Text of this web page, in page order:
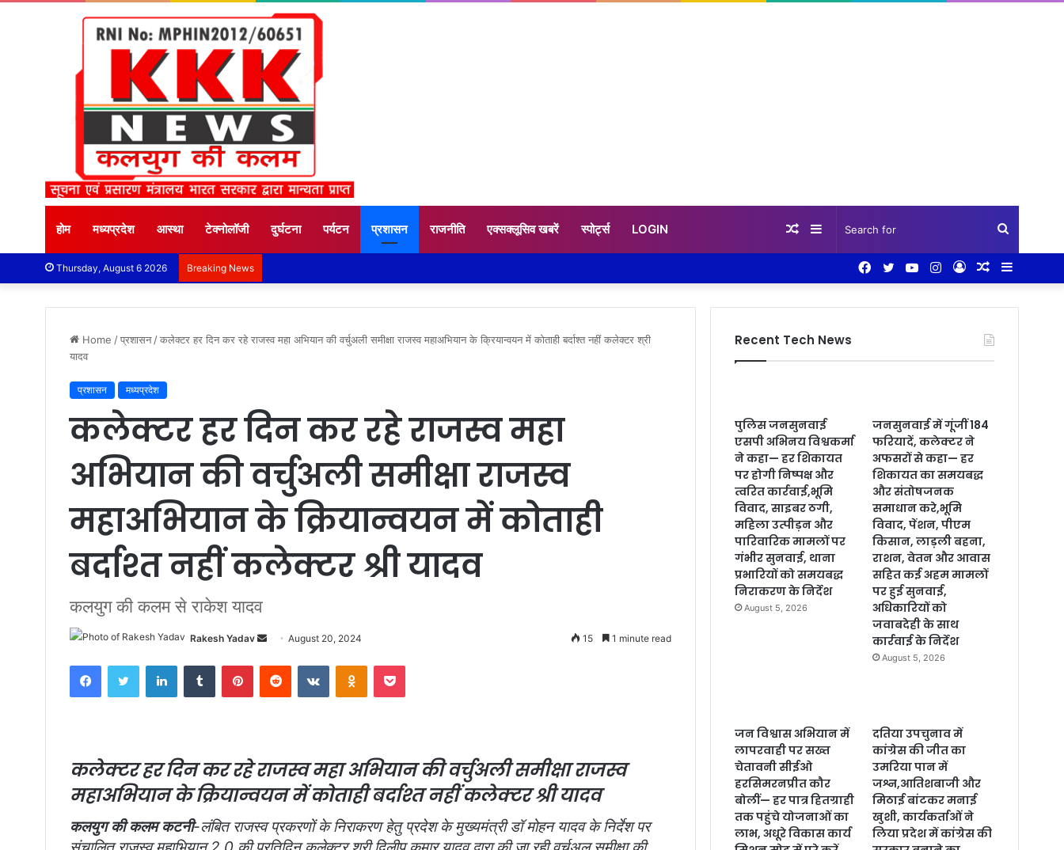
होम मध्यप्रदेश आस्था टेक्नोलॉजी दुर्घटना पर्यटन प्रशासन राजनीति एक्सक्लूसिव खबरें स्पोर्ट्स LOGIN
for
Sidebar
Random
Thursday, August 6 2026 Breaking News
Random
Log
Instagram
YouTube
Twitter
Facebook
Home /प्रशासन /कलेक्टर हर दिन कर रहे राजस्व महा अभियान की वर्चुअली समीक्षा राजस्व महाअभियान के क्रियान्वयन में कोताही बर्दाश्त नहीं कलेक्टर श्री
यादव
प्रशासन मध्यप्रदेश
कलेक्टर हर दिन कर रहे राजस्व महा
अभियान की वर्चुअली समीक्षा राजस्व
महाअभियान के क्रियान्वयन में कोताही
बर्दाश्त नहीं कलेक्टर श्री यादव
कलयुग की कलम से राकेश यादव
Rakesh Yadav
n
d
m
a
l
August 20, 2024 15 1 minute read
कलेक्टर हर दिन कर रहे राजस्व महा अभियान की वर्चुअली समीक्षाराजस्व
महाअभियान के क्रियान्वयन में कोताही बर्दाश्त नहीं कलेक्टर श्री यादव
कलयुग की कलम कटनी-लंबित राजस्व प्रकरणों के निराकरण हेतु प्रदेश के मुख्यमंत्री डॉ मोहन यादव के निर्देश पर
Recent Tech News
पुलिस जनसुनवाई
एसपी अभिनय विश्वकर्मा
ने कहा— हर शिकायत
पर होगी निष्पक्ष और
त्वरित कार्रवाई,भूमि
विवाद, साइबर ठगी,
महिला उत्पीड़न और
पारिवारिक मामलों पर
गंभीर सुनवाई, थाना
प्रभारियों को समयबद्ध
निराकरण के निर्देश
August 5, 2026
जनसुनवाई में गूंजीं 184
फरियादें, कलेक्टर ने
अफसरों से कहा— हर
शिकायत का समयबद्ध
और संतोषजनक
समाधान करे,भूमि
विवाद, पेंशन, पीएम
किसान, लाड़ली बहना,
राशन, वेतन और आवास
सहित कई अहम मामलों
पर हुई सुनवाई,
अधिकारियों को
जवाबदेही के साथ
कार्रवाई के निर्देश
August 5, 2026
जन विश्वास अभियान में
लापरवाही पर सख्त
चेतावनी सीईओ
हरसिमरनप्रीत कौर
बोलीं— हर पात्र हितग्राही
तक पहुंचे योजनाओं का
लाभ, अधूरे विकास कार्य
दतिया उपचुनाव में
कांग्रेस की जीत का
उमरिया पान में
जश्न,आतिशबाजी और
मिठाई बांटकर मनाई
खुशी, कार्यकर्ताओं ने
लिया प्रदेश में कांग्रेस की